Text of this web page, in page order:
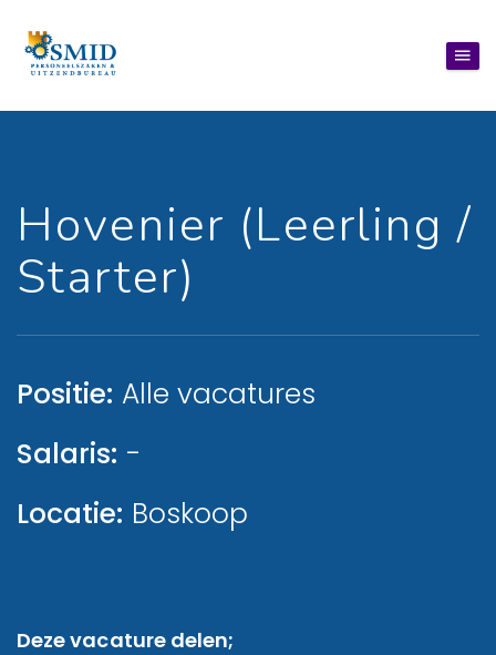
Hovenier (Leerling /
Starter)
Positie: Alle vacatures
Salaris: -
Locatie: Boskoop
Deze vacature delen;